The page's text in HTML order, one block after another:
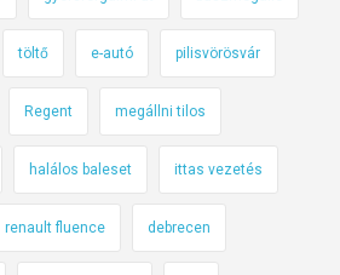
töltő e-autó pilisvörösvár
Regent megállni tilos
halálos baleset ittas vezetés
renault fluence debrecen